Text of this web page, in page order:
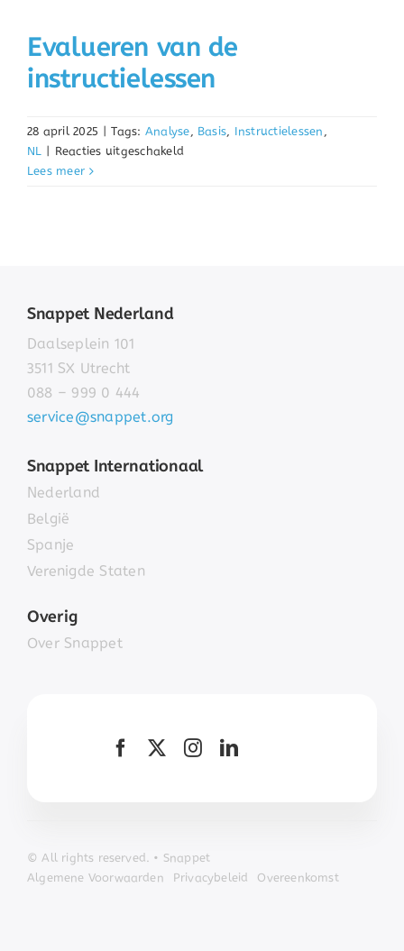
Evalueren van de
instructielessen
28 april 2025 | Tags: Analyse, Basis, Instructielessen,
NL | Reacties uitgeschakeldvoor
Lees meer
Snappet Nederland
Daalseplein 101
3511 SX Utrecht
088 – 999 0 444
service@snappet.org
Snappet Internationaal
Nederland
België
Spanje
Verenigde Staten
Overig
Over Snappet
© All rights reserved. • Snappet
Algemene Voorwaarden
Privacybeleid Overeenkomst